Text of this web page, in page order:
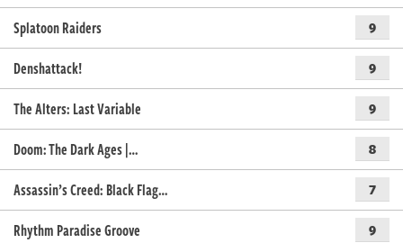
Splatoon Raiders 9
Denshattack! 9
The Alters: Last Variable 9
Doom: The Dark Ages |… 8
Assassin’s Creed: Black Flag… 7
Rhythm Paradise Groove 9